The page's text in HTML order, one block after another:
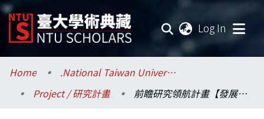
Log In
Communities & Collections
Research Outputs
Home
.National Taiwan University / 國立臺灣大學
Project / 研究計畫
前瞻研究領航計畫【發展生態與奈米粒子共軛體以做為奈米載具】